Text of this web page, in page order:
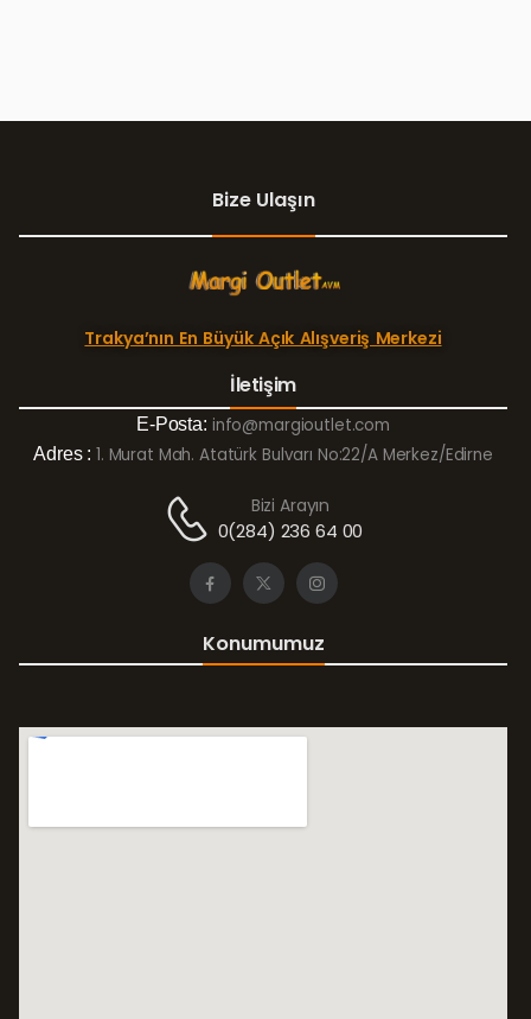
Bize Ulaşın
Trakya’nın En Büyük Açık Alışveriş Merkezi
İletişim
E-Posta: info@margioutlet.com
Adres : 1. Murat Mah. Atatürk Bulvarı No:22/A Merkez/Edirne
Bizi Arayın
0(284) 236 64 00
Konumumuz